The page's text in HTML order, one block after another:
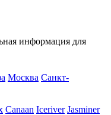
информация для
Москва Санкт-
Canaan Iceriver Jasminer